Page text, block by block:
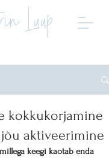
Luup
kokkukorjamine
aktiveerimine
keegi kaotab enda